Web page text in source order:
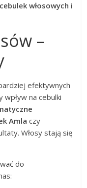
włosowych i
–
efektywnych
na cebulki
Amla czy
Włosy stają się
do